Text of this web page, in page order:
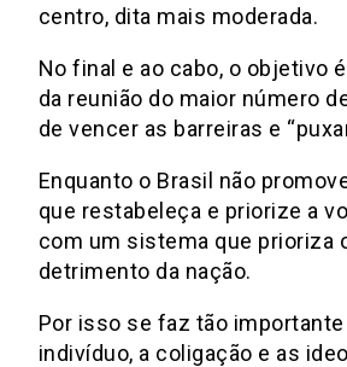
centro, dita mais moderada.
No final e ao cabo, o objetivo
da reunião do maior número
de vencer as barreiras e
Enquanto o Brasil não
que restabeleça e priorize a
com um sistema que prioriza
detrimento da nação.
Por isso se faz tão importante
indivíduo, a coligação e as